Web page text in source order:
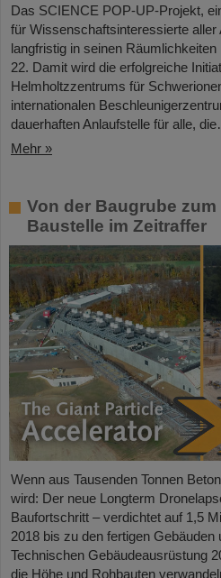
Das SCIENCE POP-UP-Projekt,
für Wissenschaftsinteressierte aller
langfristig in seinen
22. Damit wird die erfolgreiche
Helmholtzzentrums für
internationalen
dauerhaften Anlaufstelle für alle,
Mehr »
Von der Baugrube zum
Baustelle im Zeitraffer
Wenn aus Tausenden Tonnen
wird: Der neue Longterm
Baufortschritt – verdichtet auf 1,5
2018 bis zu den fertigen Gebäuden
Technischen Gebäudeausrüstung
die Höhe und Rohbauten